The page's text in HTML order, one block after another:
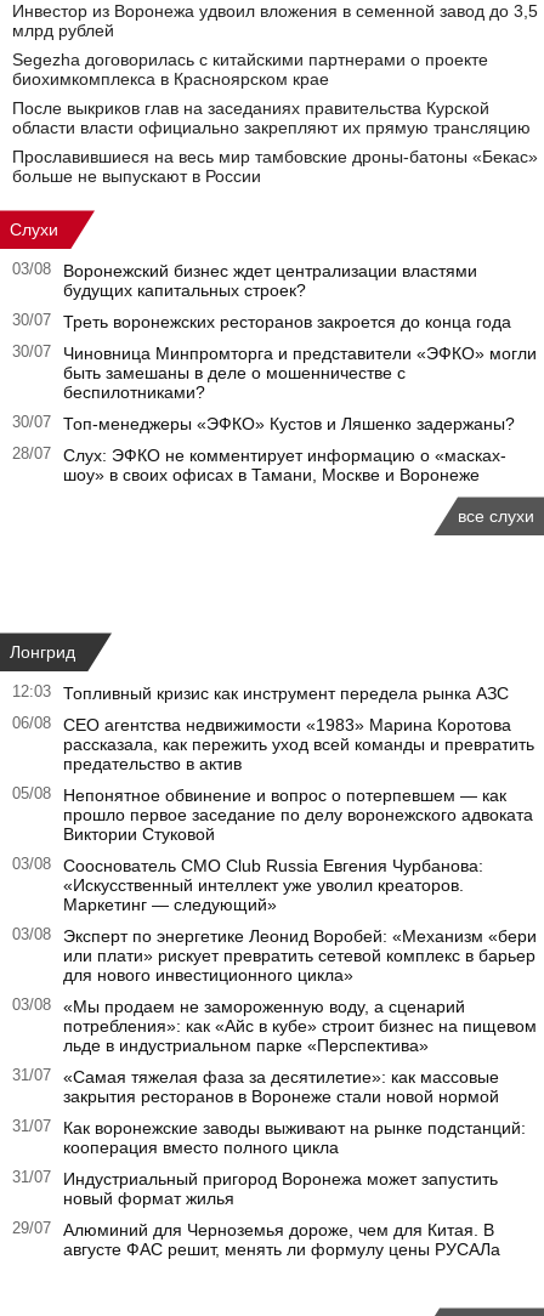
Инвестор из Воронежа удвоил вложения в семенной завод до 3,5
млрд рублей
Segezha договорилась с китайскими партнерами о проекте
биохимкомплекса в Красноярском крае
После выкриков глав на заседаниях правительства Курской
области власти официально закрепляют их прямую трансляцию
Прославившиеся на весь мир тамбовские дроны-батоны «Бекас»
больше не выпускают в России
Слухи
03/08
Воронежский бизнес ждет централизации властями
будущих капитальных строек?
30/07 Треть воронежских ресторанов закроется до конца года
30/07
Чиновница Минпромторга и представители «ЭФКО» могли
быть замешаны в деле о мошенничестве с
беспилотниками?
30/07 Топ-менеджеры «ЭФКО» Кустов и Ляшенко задержаны?
28/07
Слух: ЭФКО не комментирует информацию о «масках-
шоу» в своих офисах в Тамани, Москве и Воронеже
все слухи
Лонгрид
12:03 Топливный кризис как инструмент передела рынка АЗС
06/08
CEO агентства недвижимости «1983» Марина Коротова
рассказала, как пережить уход всей команды и превратить
предательство в актив
05/08
Непонятное обвинение и вопрос о потерпевшем — как
прошло первое заседание по делу воронежского адвоката
Виктории Стуковой
03/08
Сооснователь CMO Club Russia Евгения Чурбанова:
«Искусственный интеллект уже уволил креаторов.
Маркетинг — следующий»
03/08
Эксперт по энергетике Леонид Воробей: «Механизм «бери
или плати» рискует превратить сетевой комплекс в барьер
для нового инвестиционного цикла»
03/08
«Мы продаем не замороженную воду, а сценарий
потребления»: как «Айс в кубе» строит бизнес на пищевом
льде в индустриальном парке «Перспектива»
31/07
«Самая тяжелая фаза за десятилетие»: как массовые
закрытия ресторанов в Воронеже стали новой нормой
31/07
Как воронежские заводы выживают на рынке подстанций:
кооперация вместо полного цикла
31/07
Индустриальный пригород Воронежа может запустить
новый формат жилья
29/07
Алюминий для Черноземья дороже, чем для Китая. В
августе ФАС решит, менять ли формулу цены РУСАЛа